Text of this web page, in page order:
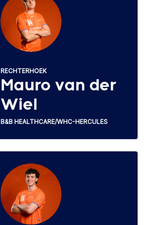
RECHTERHOEK
Mauro van der
Wiel
B&B HEALTHCARE/WHC-HERCULES